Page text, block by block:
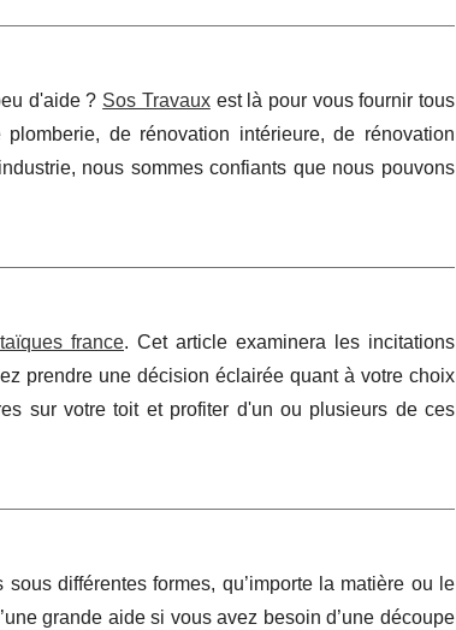
d'aide ? Sos Travauxest là pour vous fournir tous
de rénovation intérieure, de rénovation
nous sommes confiants que nous pouvons
france. Cet article examinera les incitations
prendre une décision éclairée quant à votre choix
sur votre toit et profiter d'un ou plusieurs de ces
différentes formes, qu’importe la matière ou le
grande aide si vous avez besoin d’une découpe